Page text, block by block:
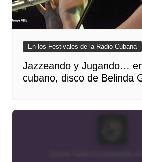
En los Festivales de la Radio Cubana
Jazzeando y Jugando…
cubano, disco de Belinda